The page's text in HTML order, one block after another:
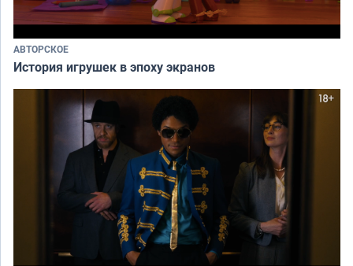
АВТОРСКОЕ
История игрушек в эпоху экранов